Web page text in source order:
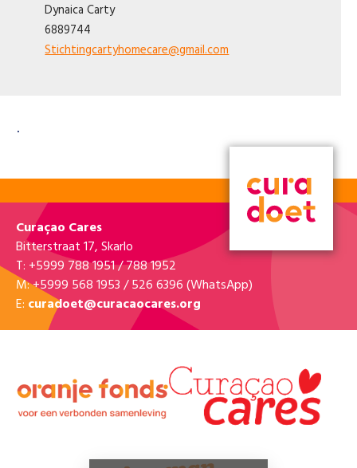
DynaicaCarty
6889744
Stichtingcartyhomecare@gmail.com
.
Curaçao Cares
Bitterstraat 17, Skarlo
T: +5999 788 1951 / 788 1952
M: +5999 568 1953 / 526 6396 (WhatsApp)
E: curadoet@curacaocares.org